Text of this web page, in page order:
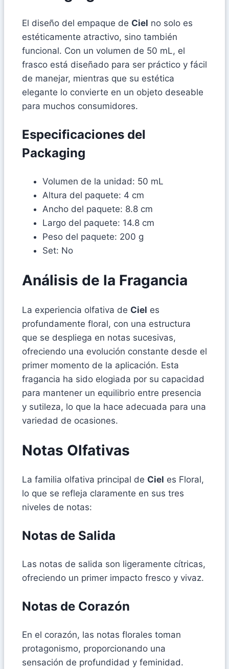
El diseño del empaque de Ciel no solo es
estéticamente atractivo, sino también
funcional. Con un volumen de 50 mL, el
frasco está diseñado para ser práctico y fácil
de manejar, mientras que su estética
elegante lo convierte en un objeto deseable
para muchos consumidores.
Especificaciones del
Packaging
Volumen de la unidad: 50 mL
Altura del paquete: 4 cm
Ancho del paquete: 8.8 cm
Largo del paquete: 14.8 cm
Peso del paquete: 200 g
Set: No
Análisis de la Fragancia
La experiencia olfativa de Ciel es
profundamente floral, con una estructura
que se despliega en notas sucesivas,
ofreciendo una evolución constante desde el
primer momento de la aplicación. Esta
fragancia ha sido elogiada por su capacidad
para mantener un equilibrio entre presencia
y sutileza, lo que la hace adecuada para una
variedad de ocasiones.
Notas Olfativas
La familia olfativa principal de Ciel es Floral,
lo que se refleja claramente en sus tres
niveles de notas:
Notas de Salida
Las notas de salida son ligeramente cítricas,
ofreciendo un primer impacto fresco y vivaz.
Notas de Corazón
En el corazón, las notas florales toman
protagonismo, proporcionando una
sensación de profundidad y feminidad.